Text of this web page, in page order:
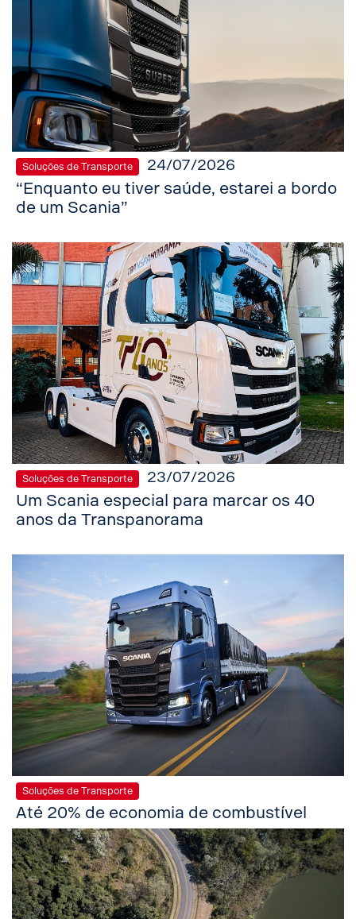
Soluções de Transporte 24/07/2026
“Enquanto eu tiver saúde, estarei a bordo
de um Scania”
Soluções de Transporte 23/07/2026
Um Scania especial para marcar os 40
anos da Transpanorama
Soluções de Transporte
Até 20% de economia de combustível